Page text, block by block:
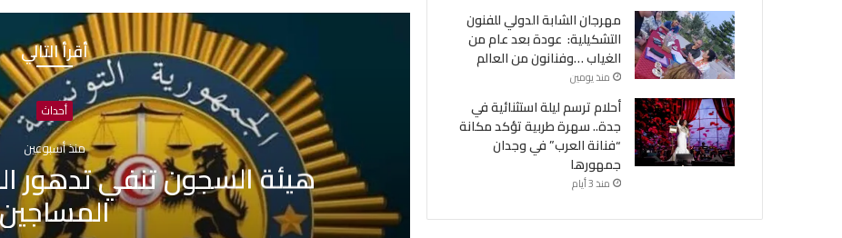
أقرأ التالي
أحداث
منذ أسبوعين
هيئة السجون تنفي تدهور الحالة الصحية لبعض
المساجين
مهرجان الشابة الدولي للفنون
التشكيلية: عودة بعد عام من
الغياب …وفنانون من العالم
منذ يومين
أحلام ترسم ليلة استثنائية في
جدة.. سهرة طربية تؤكد مكانة
“فنانة العرب” في وجدان
جمهورها
منذ 3 أيام